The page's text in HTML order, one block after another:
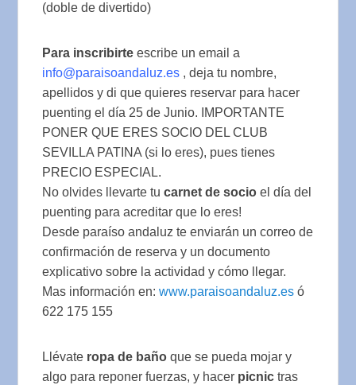
(doble de divertido)
Para inscribirte escribe un email a
info@paraisoandaluz.es , deja tu nombre,
apellidos y di que quieres reservar para hacer
puenting el día 25 de Junio. IMPORTANTE
PONER QUE ERES SOCIO DEL CLUB
SEVILLA PATINA (si lo eres), pues tienes
PRECIO ESPECIAL.
No olvides llevarte tucarnet de socio el día del
puenting para acreditar que lo eres!
Desde paraíso andaluz te enviarán un correo de
confirmación de reserva y un documento
explicativo sobre la actividad y cómo llegar.
Mas información en:www.paraisoandaluz.es ó
622 175 155
Llévate ropa de baño que se pueda mojar y
algo para reponer fuerzas, y hacer picnic tras